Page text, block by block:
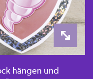
hängen und